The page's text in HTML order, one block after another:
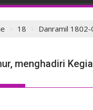
18 Danramil
menghadiri